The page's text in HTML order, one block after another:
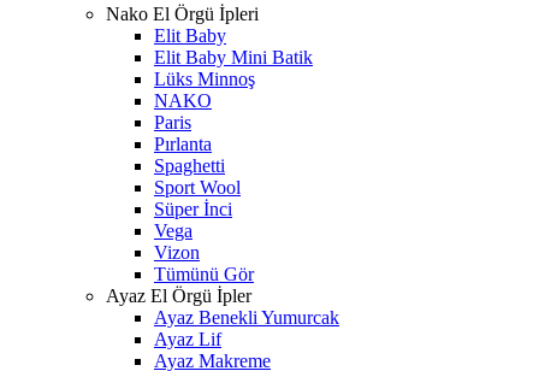
Nako El Örgü İpleri
Elit Baby
Elit Baby Mini Batik
Lüks Minnoş
NAKO
Paris
Pırlanta
Spaghetti
Sport Wool
Süper İnci
Vega
Vizon
Tümünü Gör
Ayaz El Örgü İpler
Ayaz Benekli Yumurcak
Ayaz Lif
Ayaz Makreme